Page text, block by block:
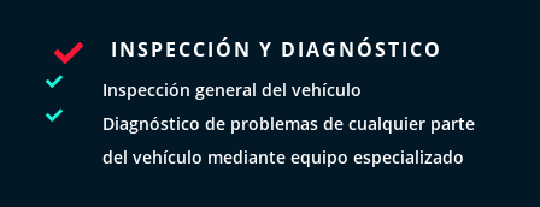
 INSPECCIÓN Y DIAGNÓSTICO
 Inspección general del vehículo

Diagnóstico de problemas de cualquier parte
del vehículo mediante equipo especializado